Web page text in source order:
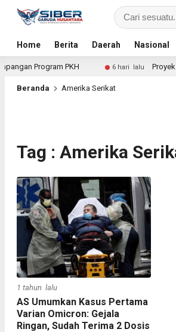
Home Berita Daerah Nasional
Program PKH 6 hari lalu Proyek
Beranda Amerika Serikat
Tag : Amerika
1 tahun lalu
AS Umumkan Kasus Pertama
Varian Omicron: Gejala
Ringan, Sudah Terima 2 Dosis